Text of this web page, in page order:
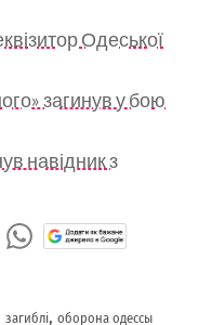
Одеської
загинув у бою
навідник з
загиблі,оборона одессы